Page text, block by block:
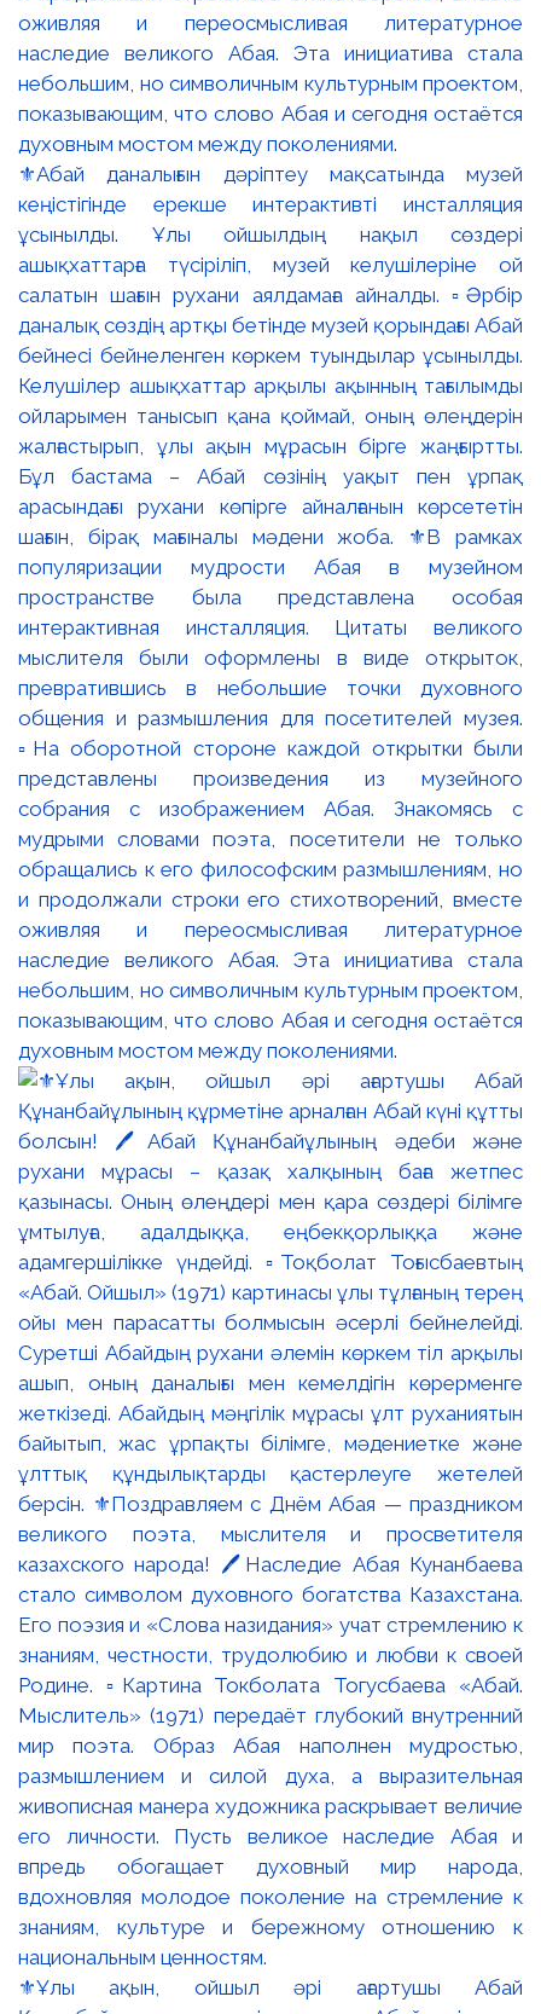
⚜️Абай даналығын дәріптеу мақсатында музей
кеңістігінде ерекше интерактивті инсталляция
ұсынылды. Ұлы ойшылдың нақыл сөздері
ашықхаттарға түсіріліп, музей келушілеріне ой
салатын шағын рухани аялдамаға айналды. ▫️Әрбір
даналық сөздің артқы бетінде музей қорындағы Абай
бейнесі бейнеленген көркем туындылар ұсынылды.
Келушілер ашықхаттар арқылы ақынның тағылымды
ойларымен танысып қана қоймай, оның өлеңдерін
жалғастырып, ұлы ақын мұрасын бірге жаңғыртты.
Бұл бастама – Абай сөзінің уақыт пен ұрпақ
арасындағы рухани көпірге айналғанын көрсететін
шағын, бірақ мағыналы мәдени жоба. ⚜️В рамках
популяризации мудрости Абая в музейном
пространстве была представлена особая
интерактивная инсталляция. Цитаты великого
мыслителя были оформлены в виде открыток,
превратившись в небольшие точки духовного
общения и размышления для посетителей музея.
▫️На оборотной стороне каждой открытки были
представлены произведения из музейного
собрания с изображением Абая. Знакомясь с
мудрыми словами поэта, посетители не только
обращались к его философским размышлениям, но
и продолжали строки его стихотворений, вместе
оживляя и переосмысливая литературное
наследие великого Абая. Эта инициатива стала
небольшим, но символичным культурным проектом,
показывающим, что слово Абая и сегодня остаётся
духовным мостом между поколениями.
⚜️Ұлы ақын, ойшыл әрі ағартушы Абай